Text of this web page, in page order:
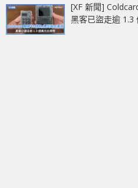
[XF 新聞]
黑客已盜走逾 1.3